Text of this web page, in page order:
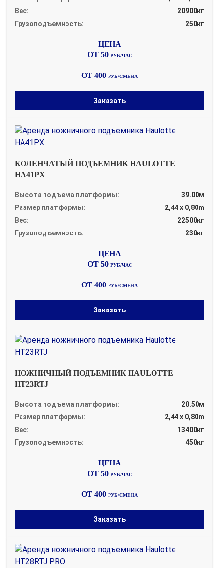
Вес:
20900кг
Грузоподъемность:
250кг
ОТ 50 РУБ/ЧАС
ОТ 400 РУБ/СМЕНА
Заказать
КОЛЕНЧАТЫЙ ПОДЪЕМНИК HAULOTTE
HA41PX
Высота подъема платформы:
39.00м
Размер платформы:
2,44 x 0,80m
Вес:
22500кг
Грузоподъемность:
230кг
ОТ 50 РУБ/ЧАС
ОТ 400 РУБ/СМЕНА
Заказать
НОЖНИЧНЫЙ ПОДЪЕМНИК HAULOTTE
HT23RTJ
Высота подъема платформы:
20.50м
Размер платформы:
2,44 x 0,80m
Вес:
13400кг
Грузоподъемность:
450кг
ОТ 50 РУБ/ЧАС
ОТ 400 РУБ/СМЕНА
Заказать